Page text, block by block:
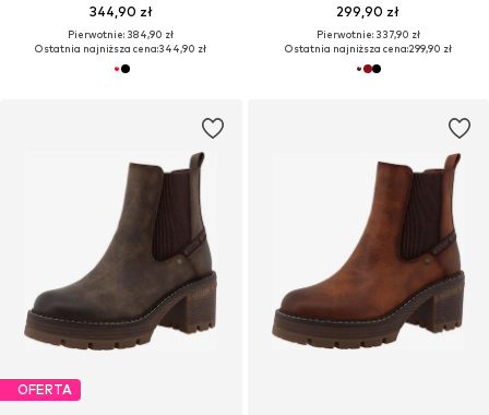
344,90 zł
Pierwotnie: 384,90 zł
Ostatnia najniższa cena:344,90 zł
299,90 zł
Pierwotnie: 337,90 zł
Ostatnia najniższa cena:299,90 zł
OFERTA